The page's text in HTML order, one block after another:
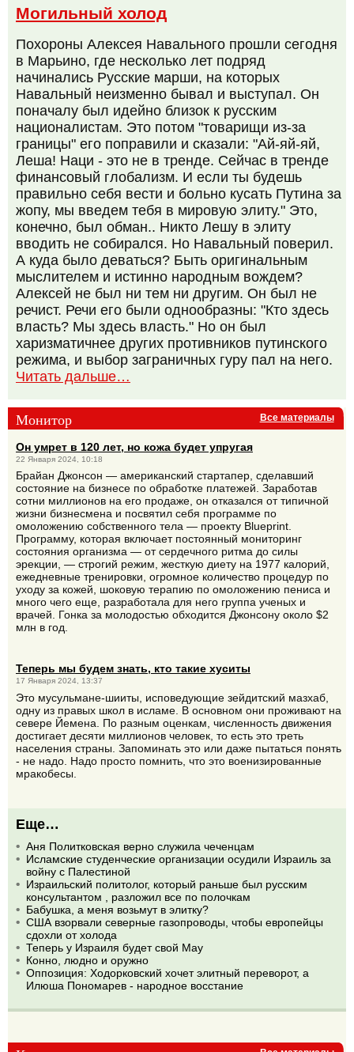
Могильный холод
Похороны Алексея Навального прошли сегодня
в Марьино, где несколько лет подряд
начинались Русские марши, на которых
Навальный неизменно бывал и выступал. Он
поначалу был идейно близок к русским
националистам. Это потом "товарищи из-за
границы" его поправили и сказали: "Ай-яй-яй,
Леша! Наци - это не в тренде. Сейчас в тренде
финансовый глобализм. И если ты будешь
правильно себя вести и больно кусать Путина за
жопу, мы введем тебя в мировую элиту." Это,
конечно, был обман.. Никто Лешу в элиту
вводить не собирался. Но Навальный поверил.
А куда было деваться? Быть оригинальным
мыслителем и истинно народным вождем?
Алексей не был ни тем ни другим. Он был не
речист. Речи его были однообразны: "Кто здесь
власть? Мы здесь власть." Но он был
харизматичнее других противников путинского
режима, и выбор заграничных гуру пал на него.
Читать дальше…
Монитор Все материалы
Он умрет в 120 лет, но кожа будет упругая
22 Января 2024, 10:18
Брайан Джонсон — американский стартапер, сделавший
состояние на бизнесе по обработке платежей. Заработав
сотни миллионов на его продаже, он отказался от типичной
жизни бизнесмена и посвятил себя программе по
омоложению собственного тела — проекту Blueprint.
Программу, которая включает постоянный мониторинг
состояния организма — от сердечного ритма до силы
эрекции, — строгий режим, жесткую диету на 1977 калорий,
ежедневные тренировки, огромное количество процедур по
уходу за кожей, шоковую терапию по омоложению пениса и
много чего еще, разработала для него группа ученых и
врачей. Гонка за молодостью обходится Джонсону около $2
млн в год.
Теперь мы будем знать, кто такие хуситы
17 Января 2024, 13:37
Это мусульмане-шииты, исповедующие зейдитский мазхаб,
одну из правых школ в исламе. В основном они проживают на
севере Йемена. По разным оценкам, численность движения
достигает десяти миллионов человек, то есть это треть
населения страны. Запоминать это или даже пытаться понять
- не надо. Надо просто помнить, что это военизированные
мракобесы.
Еще…
Аня Политковская верно служила чеченцам
Исламские студенческие организации осудили Израиль за
войну с Палестиной
Израильский политолог, который раньше был русским
консультантом , разложил все по полочкам
Бабушка, а меня возьмут в элитку?
США взорвали северные газопроводы, чтобы европейцы
сдохли от холода
Теперь у Израиля будет свой Мау
Конно, людно и оружно
Оппозиция: Ходорковский хочет элитный переворот, а
Илюша Пономарев - народное восстание